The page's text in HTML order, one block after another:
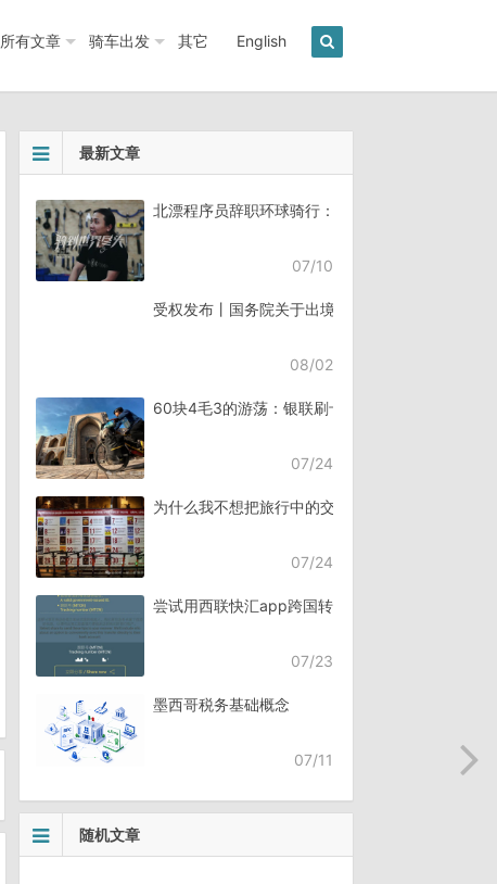
所有文章 骑车出发 其它 English
最新文章
北漂程序员辞职环球骑行：7年骑行45个国家《骑
07/10
受权发布丨国务院关于出境入境管理的规定
08/02
60块4毛3的游荡：银联刷卡失败，却扣了钱
07/24
为什么我不想把旅行中的交流，全都交给AI？
07/24
尝试用西联快汇app跨国转账
07/23
墨西哥税务基础概念
07/11
随机文章